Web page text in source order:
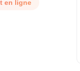
en ligne